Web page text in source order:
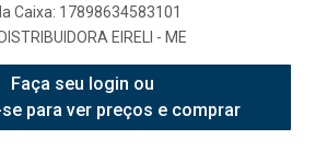
Caixa: 17898634583101
EIRELI - ME
Faça seu login ou
para ver preços e comprar